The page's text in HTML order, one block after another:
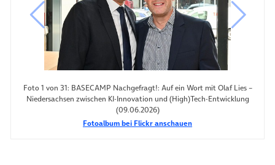
Foto 1 von 31: BASECAMP Nachgefragt!: Auf ein Wort mit Olaf Lies –
Niedersachsen zwischen KI‑Innovation und (High)Tech‑Entwicklung
(09.06.2026)
vorheriges Bild
Fotoalbum bei Flickr anschauen